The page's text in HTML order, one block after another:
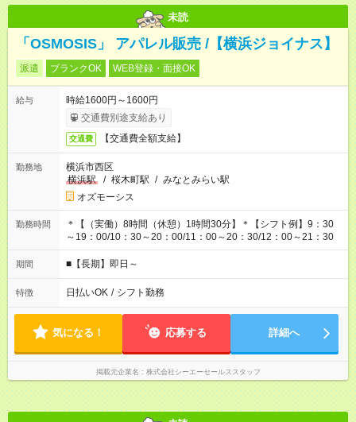
未読
「OSMOSIS」 アパレル販売 /【横浜ジョイナス】
派遣 ブランクOK WEB登録・面接OK
給与
時給1600円～1600円
交通費別途支給あり
交通費 【交通費全額支給】
勤務地
横浜市西区
横浜駅
/ 桜木町駅 / みなとみらい駅
オズモーシス
勤務時間
＊【（実働）8時間（休憩）1時間30分】＊【シフト例】9：30
～19：00/10：30～20：00/11：00～20：30/12：00～21：30
期間 ■【長期】即日～
特徴 日払いOK / シフト勤務
気になる！ 応募する 詳細へ
掲載元企業名 株式会社シーエーセールススタッフ